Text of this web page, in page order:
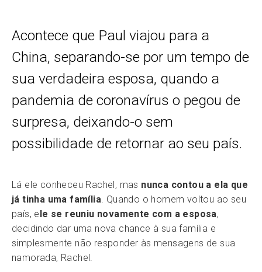
Acontece que Paul viajou para a
China, separando-se por um tempo de
sua verdadeira esposa, quando a
pandemia de coronavírus o pegou de
surpresa, deixando-o sem
possibilidade de retornar ao seu país.
Lá ele conheceu Rachel, mas nunca contou a ela que
já tinha uma família . Quando o homem voltou ao seu
país, ele se reuniu novamente com a esposa,
decidindo dar uma nova chance à sua família e
simplesmente não responder às mensagens de sua
namorada, Rachel.